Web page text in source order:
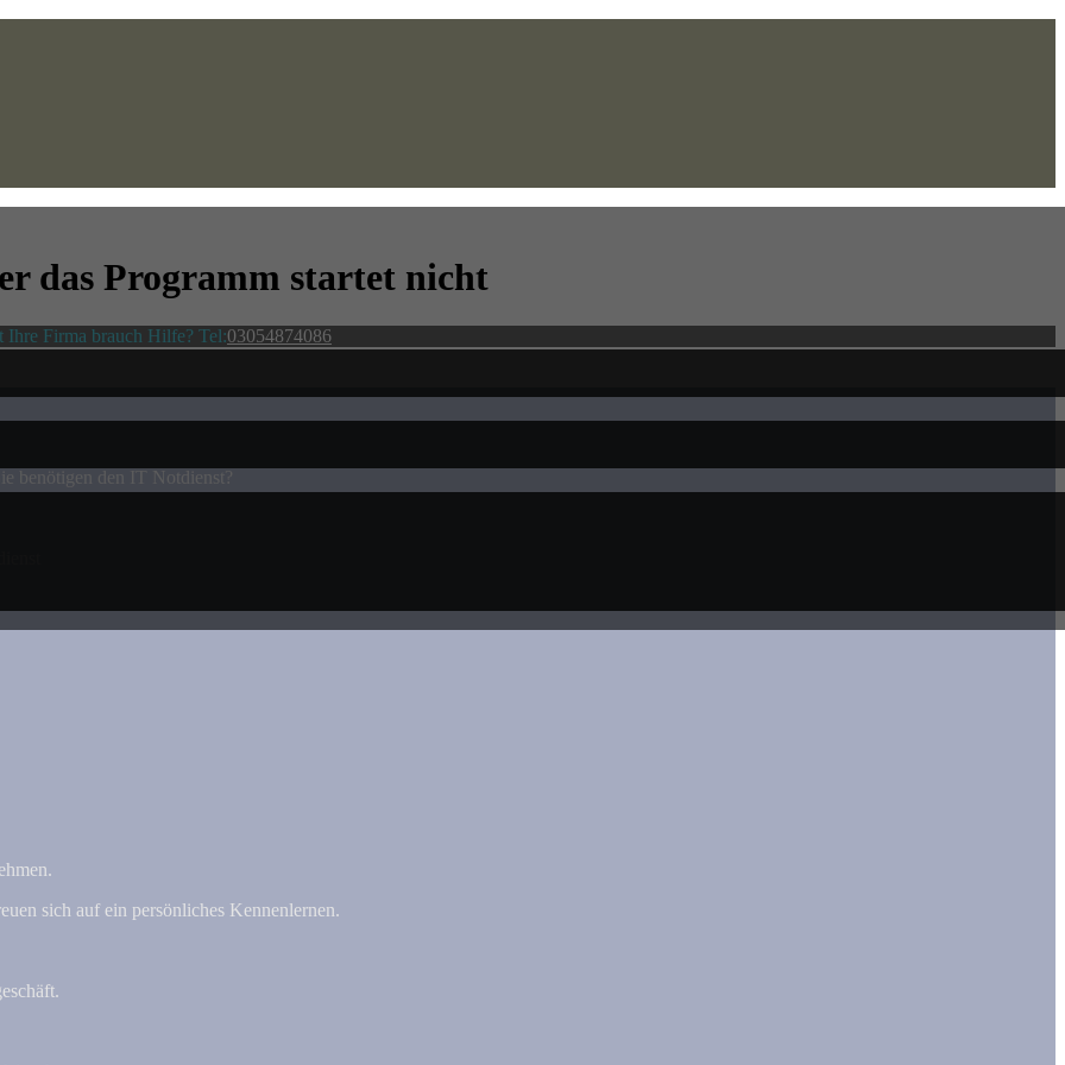
das Programm startet nicht
Ihre Firma brauch Hilfe? Tel:03054874086
benötigen den IT Notdienst?
sich auf ein persönliches Kennenlernen.